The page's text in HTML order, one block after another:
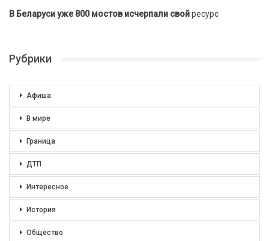
В Беларуси уже 800 мостов исчерпали свойресурс
Рубрики
Афиша
В мире
Граница
ДТП
Интересное
История
Общество